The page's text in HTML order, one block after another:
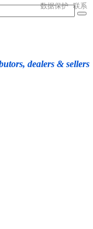
dealers & sellers
数据保护 联系